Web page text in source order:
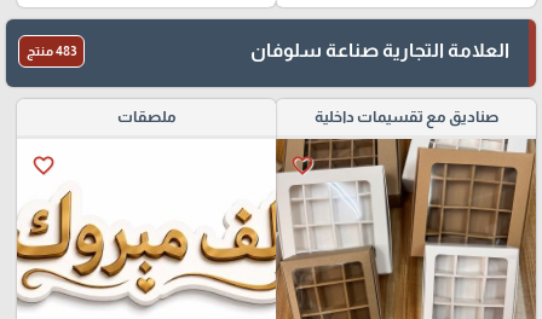
العلامة التجارية صناعة سلوفان 483 منتج
صناديق مع تقسيمات داخلية
favorite_border
ملصقات
favorite_border